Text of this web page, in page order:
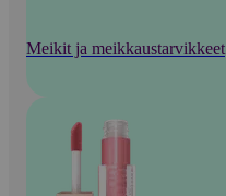
Meikit ja meikkaustarvikkeet